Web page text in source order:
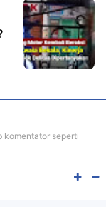
komentator seperti